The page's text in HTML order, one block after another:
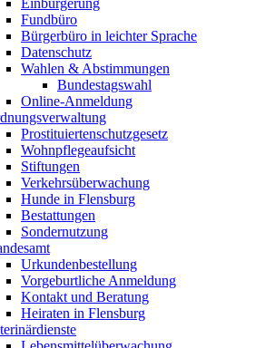
Einbürgerung
Fundbüro
Bürgerbüro in leichter Sprache
Datenschutz
Wahlen & Abstimmungen
Bundestagswahl
Online-Anmeldung
Prostituiertenschutzgesetz
Wohnpflegeaufsicht
Stiftungen
Verkehrsüberwachung
Hunde in Flensburg
Bestattungen
Sondernutzung
Urkundenbestellung
Vorgeburtliche Anmeldung
Kontakt und Beratung
Heiraten in Flensburg